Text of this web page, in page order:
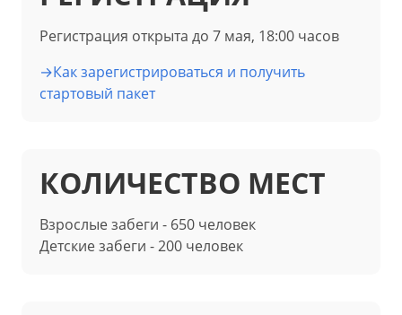
Регистрация открыта до 7 мая, 18:00 часов
→Как зарегистрироваться и получить
стартовый пакет
КОЛИЧЕСТВО МЕСТ
Взрослые забеги - 650 человек
Детские забеги - 200 человек